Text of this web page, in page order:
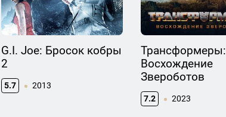
G.I. Joe: Бросок кобры
2
5.7 2013
Трансформеры:
Восхождение
Звероботов
7.2 2023